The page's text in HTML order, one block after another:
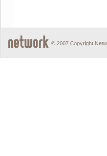
© 2007 Copyright